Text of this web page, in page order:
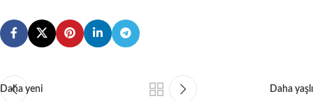
Daha yeni Daha yaşlı